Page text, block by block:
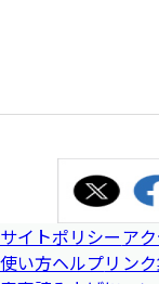
サイトポリシーア
使い方ヘルプリン